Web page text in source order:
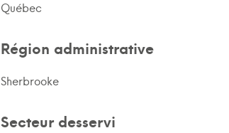
Québec
Région administrative
Sherbrooke
Secteur desservi